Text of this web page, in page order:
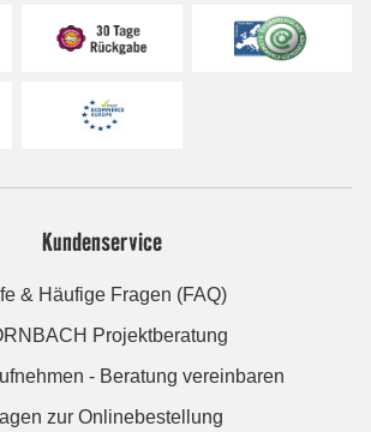
Kundenservice
& Häufige Fragen (FAQ)
Projektberatung
- Beratung vereinbaren
zur Onlinebestellung